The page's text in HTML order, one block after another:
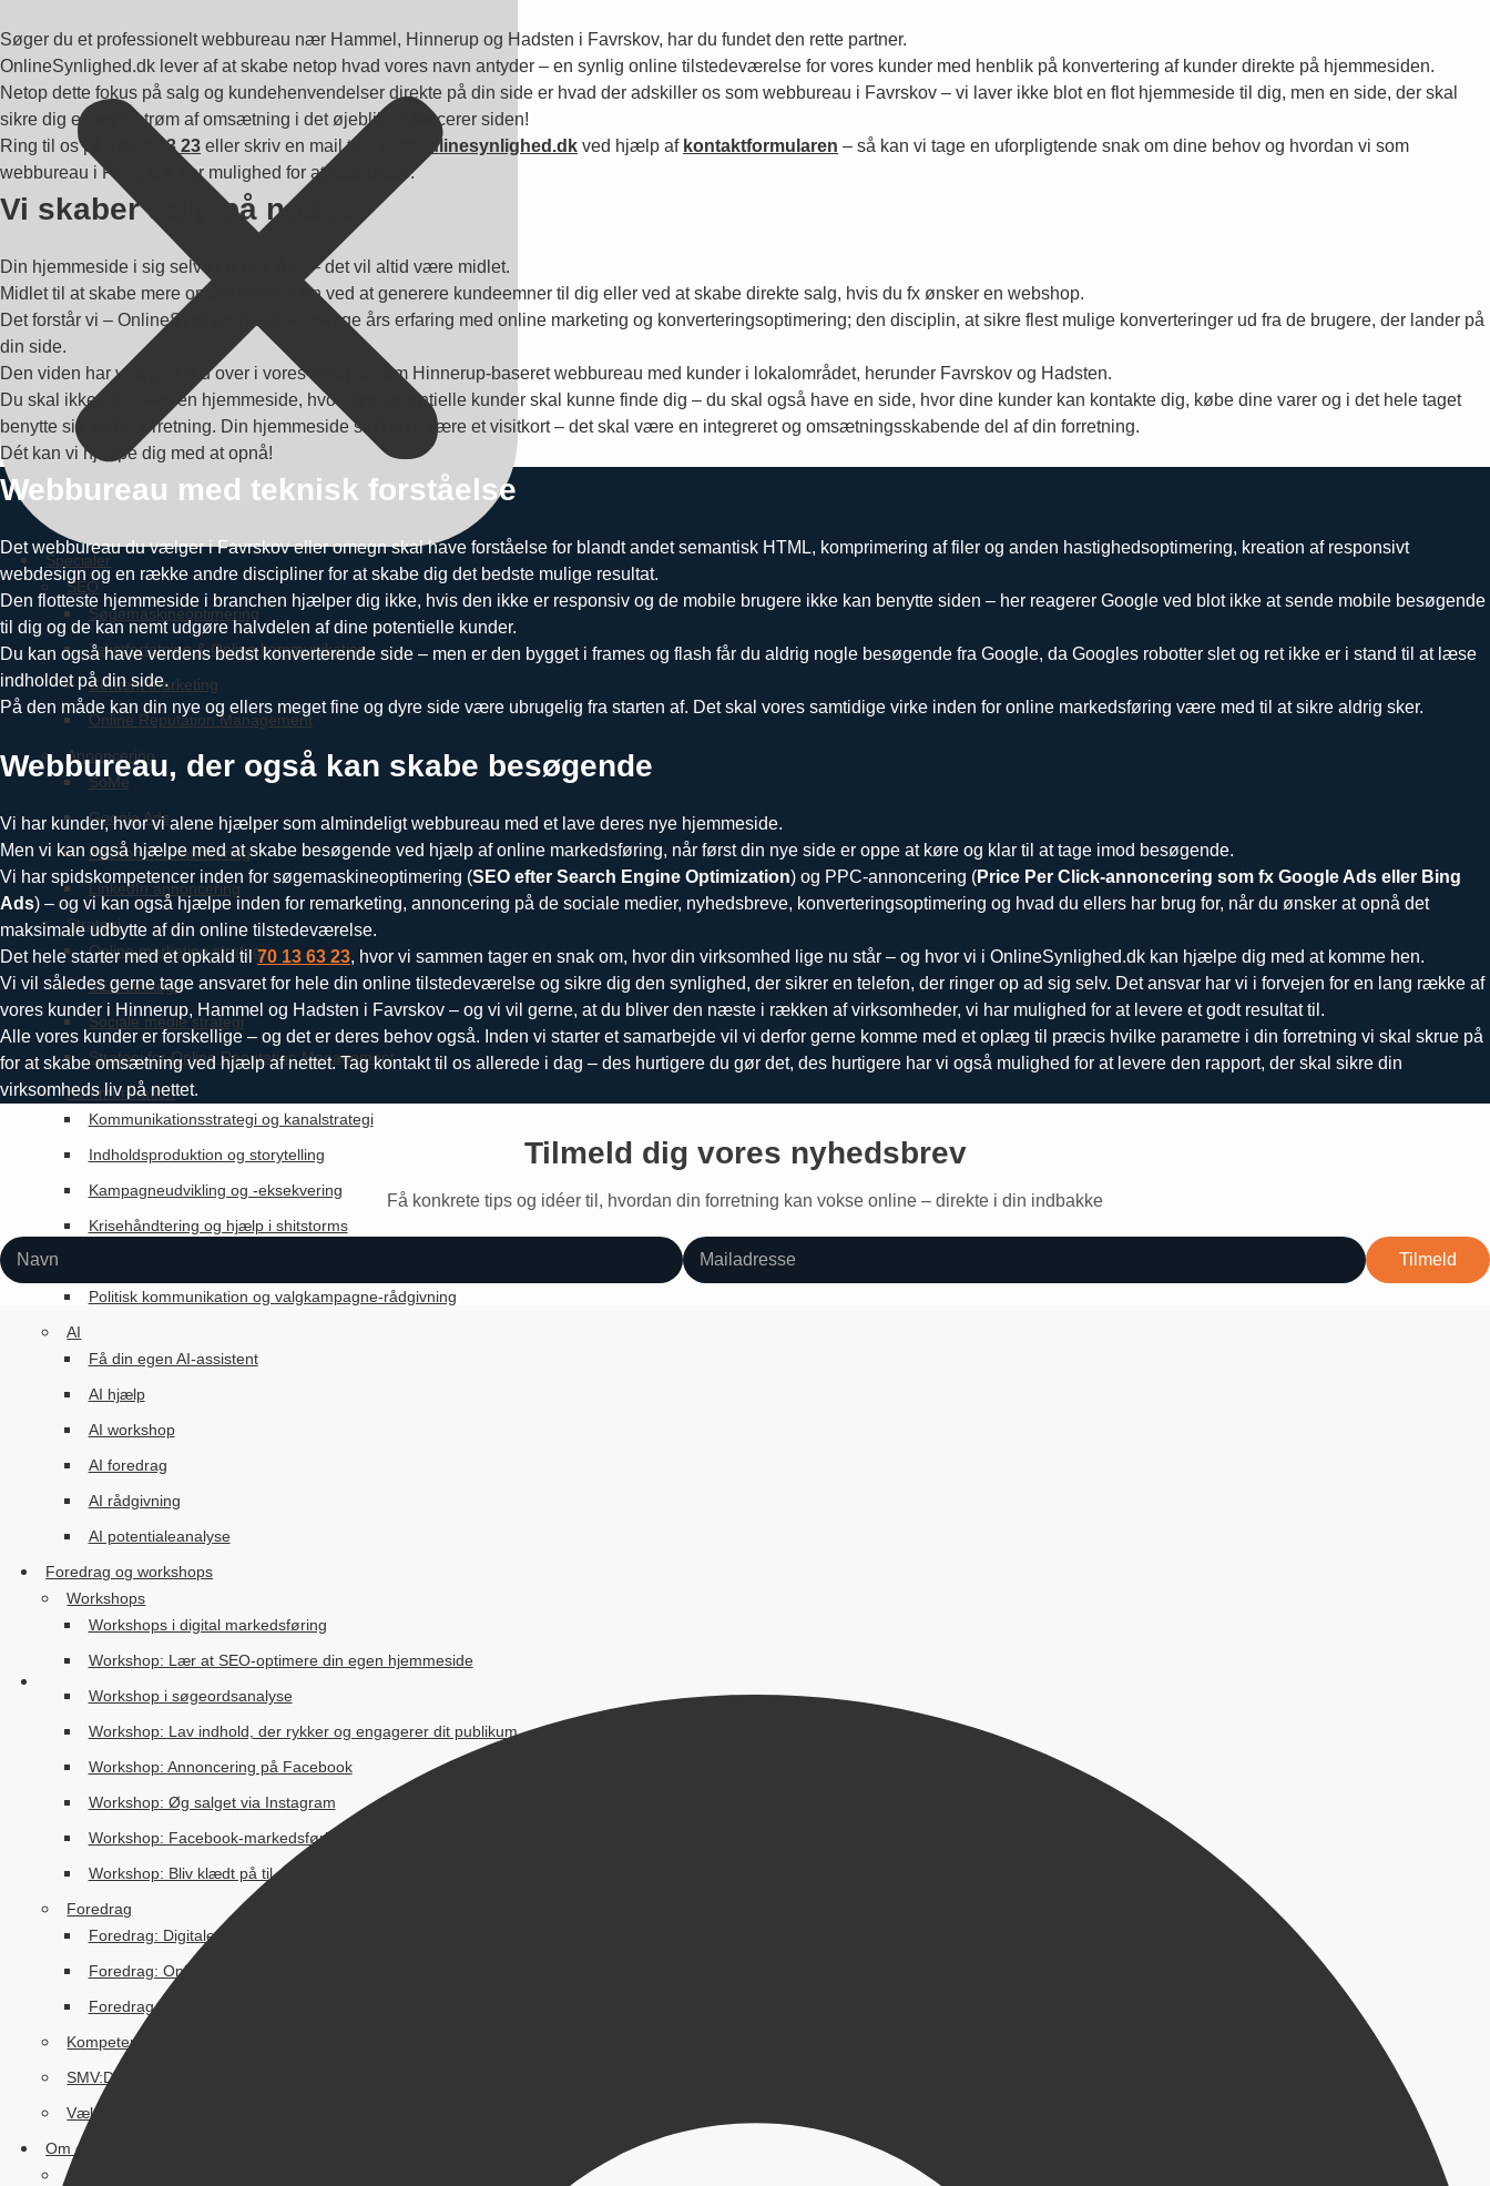
Specialer
SEO
Søgemaskineoptimering
Tekstforfatning & Online kommunikation
Content marketing
Online Reputation Management
Annoncering
SoMe
Google Ads
Facebook annoncering
LinkedIn annoncering
Strategi
Online marketing strategi
SEO strategi
Sociale medie strategi
Strategi for Online Reputation Management
Kommunikation
Kommunikationsstrategi og kanalstrategi
Indholdsproduktion og storytelling
Kampagneudvikling og -eksekvering
Krisehåndtering og hjælp i shitstorms
Politisk kommunikation og valgkampagne-rådgivning
AI
Få din egen AI-assistent
AI hjælp
AI workshop
AI foredrag
AI rådgivning
AI potentialeanalyse
Foredrag og workshops
Workshops
Workshops i digital markedsføring
Workshop: Lær at SEO-optimere din egen hjemmeside
Workshop i søgeordsanalyse
Workshop: Lav indhold, der rykker og engagerer dit publikum
Workshop: Annoncering på Facebook
Workshop: Øg salget via Instagram
Workshop: Facebook-markedsføring for lokale virksomheder
Workshop: Bliv klædt på til at bruge WordPress
Foredrag
Foredrag: Digitale fodspor
Foredrag: Online synlighed for lokale virksomheder
Foredrag om online markedsføring og online synlighed
Kompetenceløft
SMV:Digital tilskudspulje
Vækstrettet kompetenceudvikling
Om os
John Nielsen
Søger du et professionelt webbureau nær Hammel, Hinnerup og Hadsten i Favrskov, har du fundet den rette partner.
OnlineSynlighed.dk lever af at skabe netop hvad vores navn antyder – en synlig online tilstedeværelse for vores kunder med henblik på konvertering af kunder direkte på hjemmesiden.
Netop dette fokus på salg og kundehenvendelser direkte på din side er hvad der adskiller os som webbureau i Favrskov – vi laver ikke blot en flot hjemmeside til dig, men en side, der skal
sikre dig en øget strøm af omsætning i det øjeblik, vi lancerer siden!
Ring til os på
70 13 63 23 eller skriv en mail til mail@onlinesynlighed.dk ved hjælp af kontaktformularen – så kan vi tage en uforpligtende snak om dine behov og hvordan vi som
webbureau i Favrskov har mulighed for at løse disse:
Vi skaber salg på nettet
Din hjemmeside i sig selv er ikke målet – det vil altid være midlet.
Midlet til at skabe mere omsætning enten ved at generere kundeemner til dig eller ved at skabe direkte salg, hvis du fx ønsker en webshop.
Det forstår vi – OnlineSynlighed.dk har mange års erfaring med online marketing og konverteringsoptimering; den disciplin, at sikre flest mulige konverteringer ud fra de brugere, der lander på
din side.
Den viden har vi taget med over i vores arbejde som Hinnerup-baseret webbureau med kunder i lokalområdet, herunder Favrskov og Hadsten.
Du skal ikke blot have en hjemmeside, hvor dine potentielle kunder skal kunne finde dig – du skal også have en side, hvor dine kunder kan kontakte dig, købe dine varer og i det hele taget
benytte sig af din forretning. Din hjemmeside skal ikke være et visitkort – det skal være en integreret og omsætningsskabende del af din forretning.
Dét kan vi hjælpe dig med at opnå!
Webbureau med teknisk forståelse
Det webbureau du vælger i Favrskov eller omegn skal have forståelse for blandt andet semantisk HTML, komprimering af filer og anden hastighedsoptimering, kreation af responsivt
webdesign og en række andre discipliner for at skabe dig det bedste mulige resultat.
Den flotteste hjemmeside i branchen hjælper dig ikke, hvis den ikke er responsiv og de mobile brugere ikke kan benytte siden – her reagerer Google ved blot ikke at sende mobile besøgende
til dig og de kan nemt udgøre halvdelen af dine potentielle kunder.
Du kan også have verdens bedst konverterende side – men er den bygget i frames og flash får du aldrig nogle besøgende fra Google, da Googles robotter slet og ret ikke er i stand til at læse
indholdet på din side.
På den måde kan din nye og ellers meget fine og dyre side være ubrugelig fra starten af. Det skal vores samtidige virke inden for online markedsføring være med til at sikre aldrig sker.
Webbureau, der også kan skabe besøgende
Vi har kunder, hvor vi alene hjælper som almindeligt webbureau med et lave deres nye hjemmeside.
Men vi kan også hjælpe med at skabe besøgende ved hjælp af online markedsføring, når først din nye side er oppe at køre og klar til at tage imod besøgende.
Vi har spidskompetencer inden for søgemaskineoptimering (SEO efter Search Engine Optimization) og PPC-annoncering (Price Per Click-annoncering som fx Google Ads eller Bing
Ads) – og vi kan også hjælpe inden for remarketing, annoncering på de sociale medier, nyhedsbreve, konverteringsoptimering og hvad du ellers har brug for, når du ønsker at opnå det
maksimale udbytte af din online tilstedeværelse.
Det hele starter med et opkald til70 13 63 23, hvor vi sammen tager en snak om, hvor din virksomhed lige nu står – og hvor vi i OnlineSynlighed.dk kan hjælpe dig med at komme hen.
Vi vil således gerne tage ansvaret for hele din online tilstedeværelse og sikre dig den synlighed, der sikrer en telefon, der ringer op ad sig selv. Det ansvar har vi i forvejen for en lang række af
vores kunder i Hinnerup, Hammel og Hadsten i Favrskov – og vi vil gerne, at du bliver den næste i rækken af virksomheder, vi har mulighed for at levere et godt resultat til.
Alle vores kunder er forskellige – og det er deres behov også. Inden vi starter et samarbejde vil vi derfor gerne komme med et oplæg til præcis hvilke parametre i din forretning vi skal skrue på
for at skabe omsætning ved hjælp af nettet. Tag kontakt til os allerede i dag – des hurtigere du gør det, des hurtigere har vi også mulighed for at levere den rapport, der skal sikre din
virksomheds liv på nettet.
Tilmeld dig vores nyhedsbrev
Få konkrete tips og idéer til, hvordan din forretning kan vokse online – direkte i din indbakke